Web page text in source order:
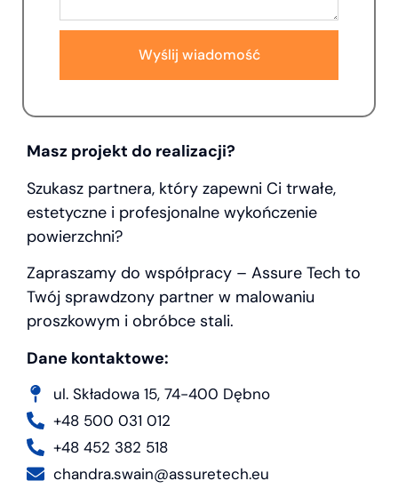
Wyślij wiadomość
Masz projekt do realizacji?
Szukasz partnera, który zapewni Ci trwałe,
estetyczne i profesjonalne wykończenie
powierzchni?
Zapraszamy do współpracy – Assure Tech to
Twój sprawdzony partner w malowaniu
proszkowym i obróbce stali.
Dane kontaktowe:
ul. Składowa 15, 74-400 Dębno
+48 500 031 012
+48 452 382 518
chandra.swain@assuretech.eu